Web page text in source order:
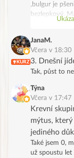
,bulgur je
bezlepkový.
bramborové
spotřebovat
Děkuji,
jak
ochutila jsem
KURZ
JanaM.
Včera v 18:30
3. Dnešní
Tak, půst to
Týna
Včera v 17:47
Krevní
mýtus,
jediného
Také jsem 0,
už spoustu